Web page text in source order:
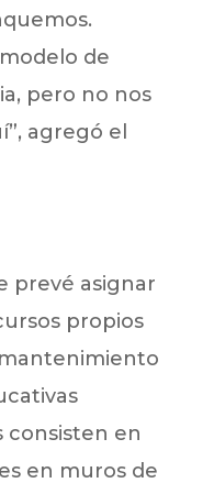
de
pero no nos
agregó el
prevé asignar
propios
consisten en
en muros de